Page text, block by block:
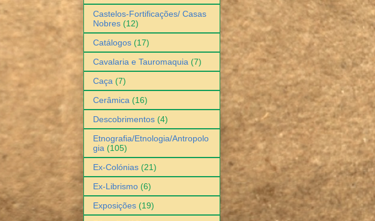
Castelos-Fortificações/ Casas
Nobres (12)
Catálogos (17)
Cavalaria e Tauromaquia (7)
Caça (7)
Cerâmica (16)
Descobrimentos (4)
Etnografia/Etnologia/Antropolo
gia (105)
Ex-Colónias (21)
Ex-Librismo (6)
Exposições (19)